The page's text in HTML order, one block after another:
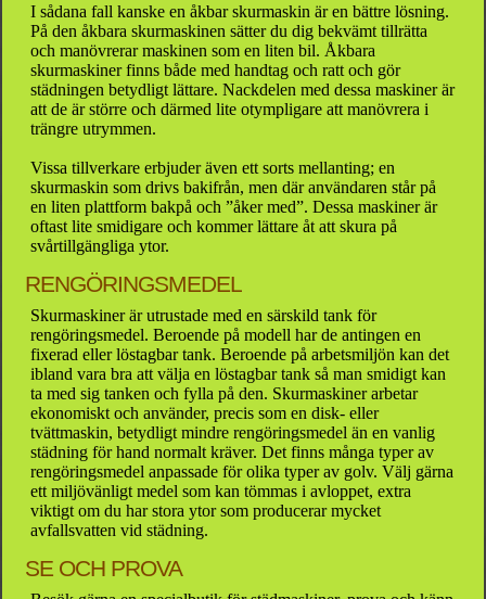
I sådana fall kanske en åkbar skurmaskin är en bättre lösning.
På den åkbara skurmaskinen sätter du dig bekvämt tillrätta
och manövrerar maskinen som en liten bil. Åkbara
skurmaskiner finns både med handtag och ratt och gör
städningen betydligt lättare. Nackdelen med dessa maskiner är
att de är större och därmed lite otympligare att manövrera i
trängre utrymmen.
Vissa tillverkare erbjuder även ett sorts mellanting; en
skurmaskin som drivs bakifrån, men där användaren står på
en liten plattform bakpå och ”åker med”. Dessa maskiner är
oftast lite smidigare och kommer lättare åt att skura på
svårtillgängliga ytor.
RENGÖRINGSMEDEL
Skurmaskiner är utrustade med en särskild tank för
rengöringsmedel. Beroende på modell har de antingen en
fixerad eller löstagbar tank. Beroende på arbetsmiljön kan det
ibland vara bra att välja en löstagbar tank så man smidigt kan
ta med sig tanken och fylla på den. Skurmaskiner arbetar
ekonomiskt och använder, precis som en disk- eller
tvättmaskin, betydligt mindre rengöringsmedel än en vanlig
städning för hand normalt kräver. Det finns många typer av
rengöringsmedel anpassade för olika typer av golv. Välj gärna
ett miljövänligt medel som kan tömmas i avloppet, extra
viktigt om du har stora ytor som producerar mycket
avfallsvatten vid städning.
SE OCH PROVA